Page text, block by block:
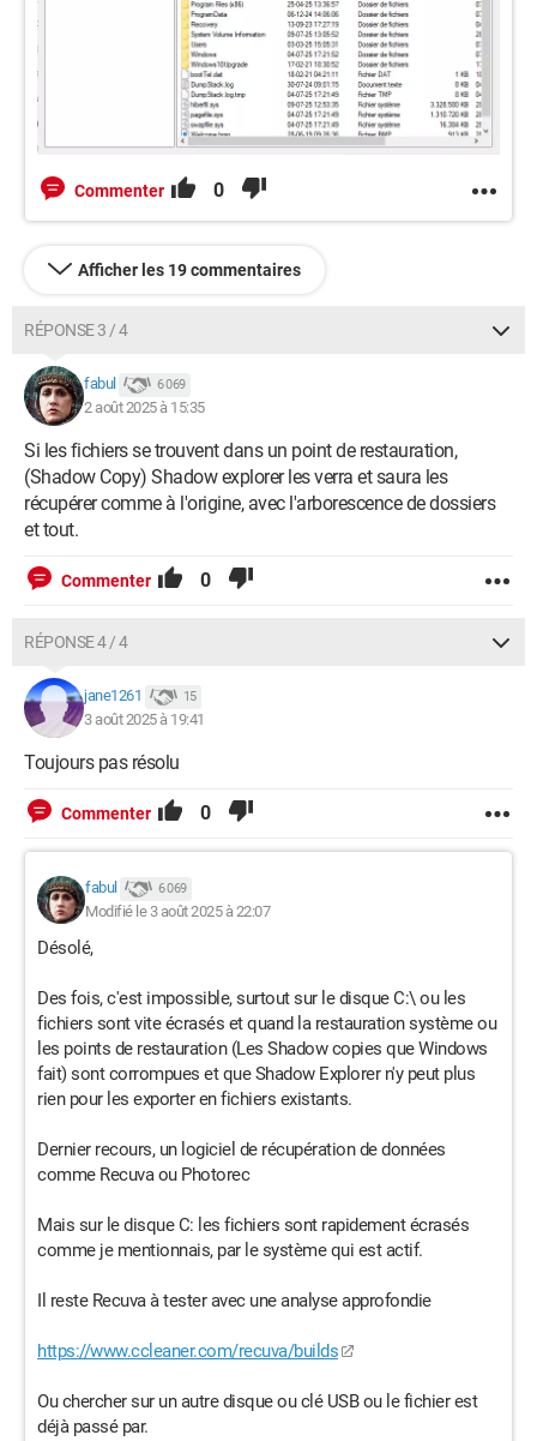
Commenter 0
Afficher les 19 commentaires
RÉPONSE 3 / 4
fabul 6 069
2 août 2025 à 15:35
Si les fichiers se trouvent dans un point de restauration,
(Shadow Copy) Shadow explorer les verra et saura les
récupérer comme à l'origine, avec l'arborescence de dossiers
et tout.
Commenter 0
RÉPONSE 4 / 4
jane1261 15
3 août 2025 à 19:41
Toujours pas résolu
Commenter 0
fabul 6 069
Modifié le 3 août 2025 à 22:07
Désolé,
Des fois, c'est impossible, surtout sur le disque C:\ ou les
fichiers sont vite écrasés et quand la restauration système ou
les points de restauration (Les Shadow copies que Windows
fait) sont corrompues et que Shadow Explorer n'y peut plus
rien pour les exporter en fichiers existants.
Dernier recours, un logiciel de récupération de données
comme Recuva ou Photorec
Mais sur le disque C: les fichiers sont rapidement écrasés
comme je mentionnais, par le système qui est actif.
Il reste Recuva à tester avec une analyse approfondie
https://www.ccleaner.com/recuva/builds
Ou chercher sur un autre disque ou clé USB ou le fichier est
déjà passé par.